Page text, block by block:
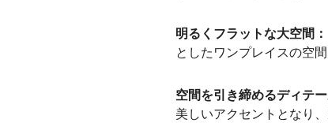
明るくフラットな大空間：
としたワンプレイスの空間
空間を引き締めるディテー
美しいアクセントとなり